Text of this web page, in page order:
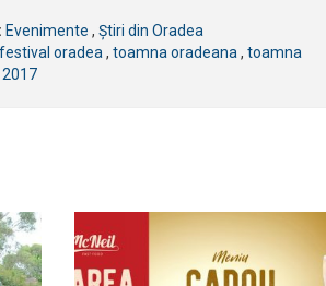
Evenimente , Știri din Oradea
festival oradea, toamna oradeana, toamna